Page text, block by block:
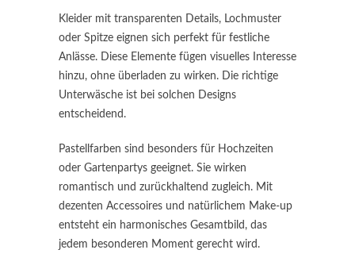
Kleider mit transparenten Details, Lochmuster
oder Spitze eignen sich perfekt für festliche
Anlässe. Diese Elemente fügen visuelles Interesse
hinzu, ohne überladen zu wirken. Die richtige
Unterwäsche ist bei solchen Designs
entscheidend.
Pastellfarben sind besonders für Hochzeiten
oder Gartenpartys geeignet. Sie wirken
romantisch und zurückhaltend zugleich. Mit
dezenten Accessoires und natürlichem Make-up
entsteht ein harmonisches Gesamtbild, das
jedem besonderen Moment gerecht wird.